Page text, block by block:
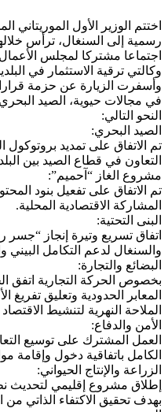
اختتم الوزير الأول الموريتاني
رسمية إلى السنغال، ترأس
اجتماعا مشتركا لمجلس
وكالتي ترقية الاستثمار في
وأسفرت الزيارة عن حزمة
في مجالات حيوية، الصيد البحري
النحو التالي:
الصيد البحري:
تم الاتفاق على تمديد بروتوكول
التعاون في قطاع الصيد بين
مشروع الغاز “آحميم”:
تم الاتفاق على تفعيل بنود
المشاركة الاقتصادية المحلية.
البنى التحتية:
اتفاق تسريع وتيرة إنجاز “جسر
والسنغال لدعم التكامل البيني
البضائع والتجارة:
بخصوص الحركة التجارية اتفق
المعابر الحدودية وتعليق
الملاحة النهرية لتنشيط
الأمن والدفاع:
العمل المشترك على توسيع
الكامل باتفاقية دخول وإقامة
الزراعة والإنتاج الحيواني:
إطلاق مشروع إقليمي لتحديث
بهدف تحقيق الاكتفاء الذاتي من